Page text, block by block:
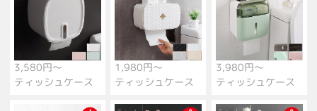
3,580円～
ティッシュケース
1,980円～
ティッシュケース
3,980円～
ティッシュケース